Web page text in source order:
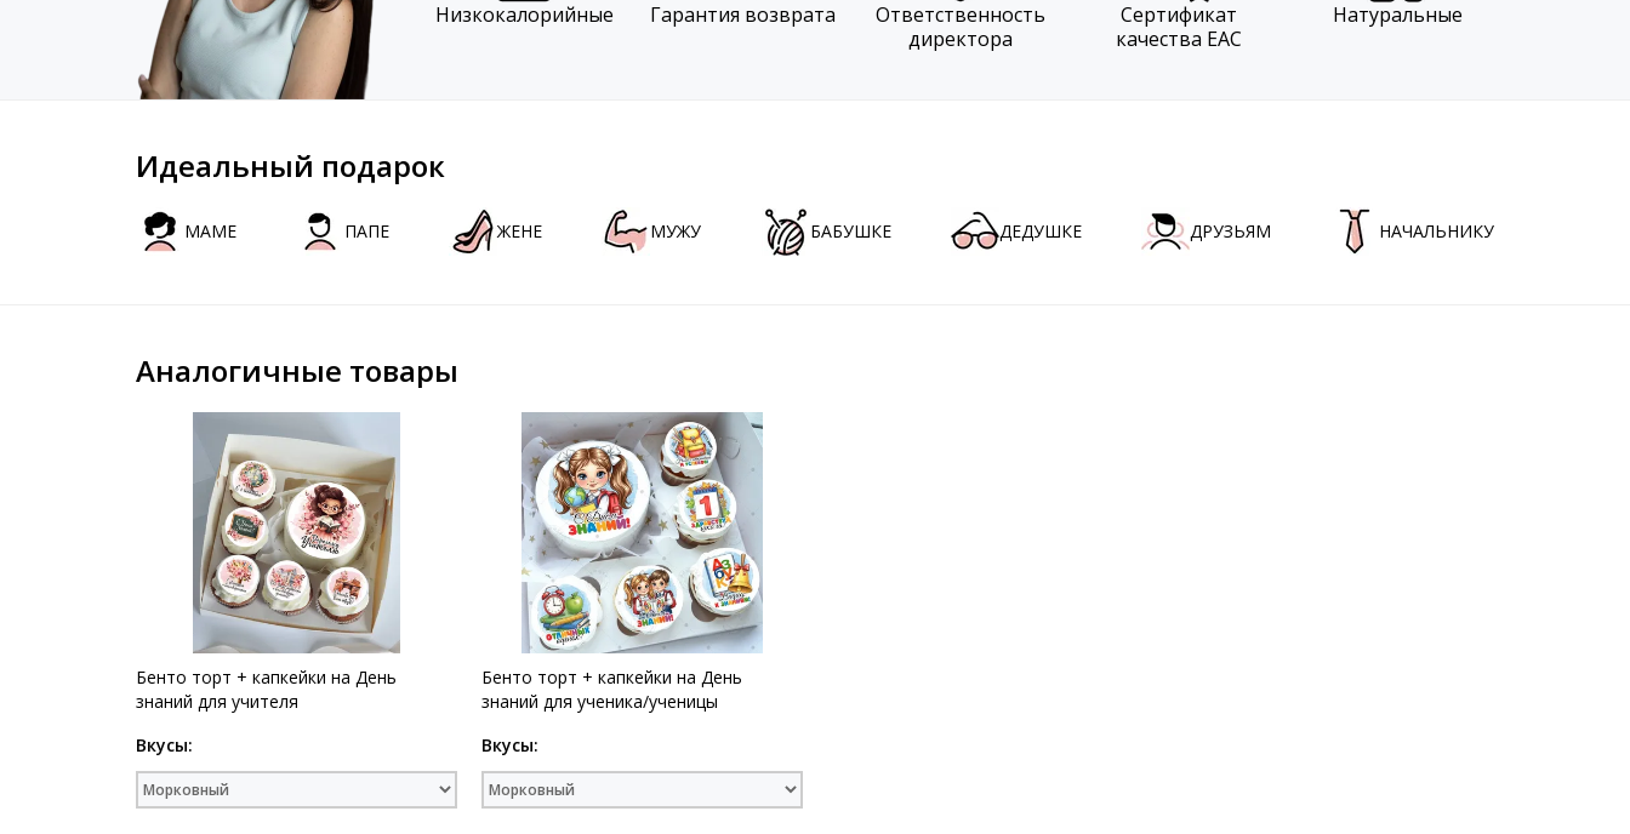
Низкокалорийные Гарантия возврата
Ответственность
директора
Сертификат
качества EAC
Натуральные
Идеальный подарок
МАМЕ ПАПЕ ЖЕНЕ МУЖУ БАБУШКЕ ДЕДУШКЕ ДРУЗЬЯМ НАЧАЛЬНИКУ
Аналогичные товары
Бенто торт + капкейки на День
знаний для учителя
Вкусы:
Бенто торт + капкейки на День
знаний для ученика/ученицы
Вкусы: